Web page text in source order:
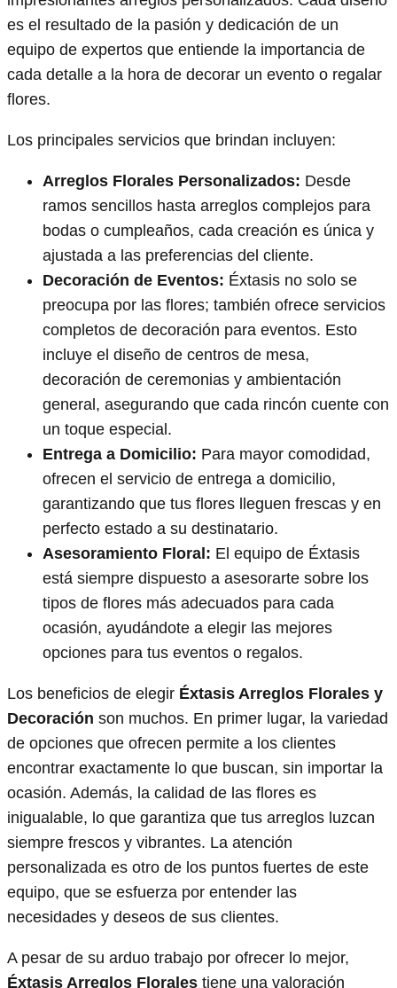
es el resultado de la pasión y dedicación de un
equipo de expertos que entiende la importancia de
cada detalle a la hora de decorar un evento o regalar
flores.
Los principales servicios que brindan incluyen:
Arreglos Florales Personalizados: Desde
ramos sencillos hasta arreglos complejos para
bodas o cumpleaños, cada creación es única y
ajustada a las preferencias del cliente.
Decoración de Eventos: Éxtasis no solo se
preocupa por las flores; también ofrece servicios
completos de decoración para eventos. Esto
incluye el diseño de centros de mesa,
decoración de ceremonias y ambientación
general, asegurando que cada rincón cuente con
un toque especial.
Entrega a Domicilio: Para mayor comodidad,
ofrecen el servicio de entrega a domicilio,
garantizando que tus flores lleguen frescas y en
perfecto estado a su destinatario.
Asesoramiento Floral: El equipo de Éxtasis
está siempre dispuesto a asesorarte sobre los
tipos de flores más adecuados para cada
ocasión, ayudándote a elegir las mejores
opciones para tus eventos o regalos.
Los beneficios de elegir Éxtasis Arreglos Florales y
Decoración son muchos. En primer lugar, la variedad
de opciones que ofrecen permite a los clientes
encontrar exactamente lo que buscan, sin importar la
ocasión. Además, la calidad de las flores es
inigualable, lo que garantiza que tus arreglos luzcan
siempre frescos y vibrantes. La atención
personalizada es otro de los puntos fuertes de este
equipo, que se esfuerza por entender las
necesidades y deseos de sus clientes.
A pesar de su arduo trabajo por ofrecer lo mejor,
Éxtasis Arreglos Florales tiene una valoración